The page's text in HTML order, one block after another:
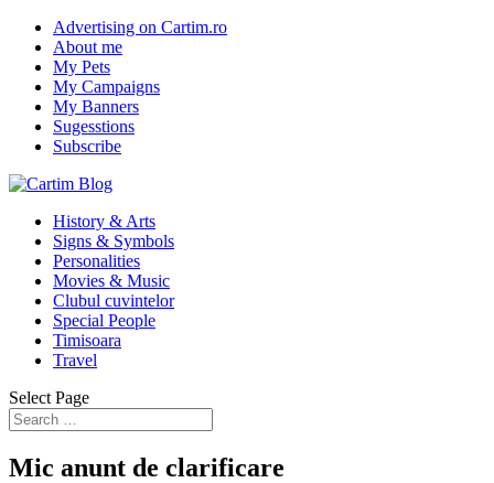
Advertising on Cartim.ro
About me
My Pets
My Campaigns
My Banners
Sugesstions
Subscribe
History & Arts
Signs & Symbols
Personalities
Movies & Music
Clubul cuvintelor
Special People
Timisoara
Travel
Select Page
Mic anunt de clarificare